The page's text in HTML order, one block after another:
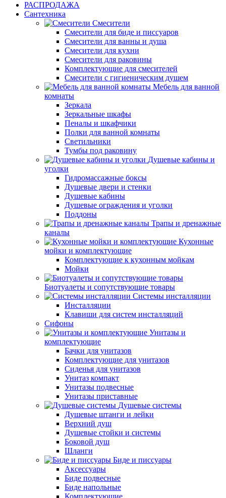
РАСПРОДАЖА
Сантехника
Смесители
Смесители для биде и писсуаров
Смесители для ванны и душа
Смесители для кухни
Смесители для раковины
Комплектующие для смесителей
Смесители с гигиеническим душем
Мебель для ванной
комнаты
Зеркала
Зеркальные шкафы
Пеналы и шкафчики
Полки для ванной комнаты
Светильники
Тумбы под раковину
Душевые кабины и
уголки
Гидромассажные боксы
Душевые двери и стенки
Душевые кабины
Душевые ограждения и уголки
Поддоны
Трапы и дренажные
каналы
Кухонные
мойки и комплектующие
Комплектующие к кухонным мойкам
Мойки
Биотуалеты и сопутствующие товары
Системы инсталляции
Инсталляции
Клавиши для систем инсталляций
Сифоны
Унитазы и
комплектующие
Бачки для унитазов
Комплектующие для унитазов
Сиденья для унитазов
Унитаз компакт
Унитазы подвесные
Унитазы приставные
Душевые системы
Душевые штанги и лейки
Верхний душ
Душевые стойки и системы
Боковой душ
Шланги
Биде и писсуары
Аксессуары
Биде подвесные
Биде напольные
Комплектующие